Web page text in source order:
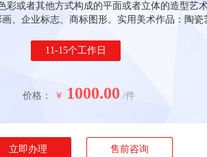
或者其他方式构成的平面或者立体的造型艺
、企业标志、商标图形。实用美术作品：陶瓷
11-15个工作日
价格： ￥ 1000.00 /件
立即办理 售前咨询